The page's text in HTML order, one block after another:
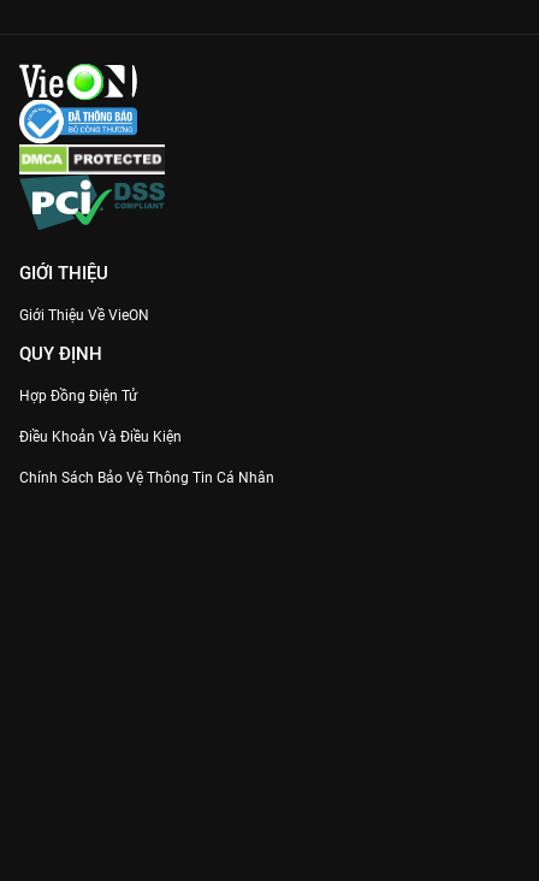
GIỚI THIỆU
Giới Thiệu Về VieON
QUY ĐỊNH
Hợp Đồng Điện Tử
Điều Khoản Và Điều Kiện
Chính Sách Bảo Vệ Thông Tin Cá Nhân